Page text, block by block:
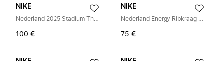
NIKE
Nederland 2025 Stadium Thuisshirt
100 €
NIKE
Nederland Energy Ribkraag Voetbalshirt
75 €